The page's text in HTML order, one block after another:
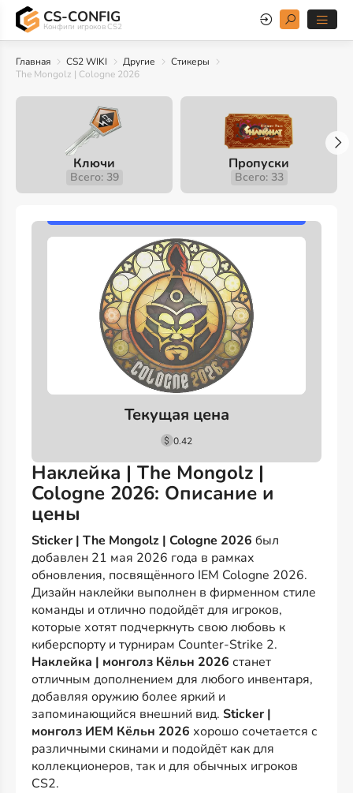
CS-CONFIG
Конфиги игроков CS2
Главная CS2 WIKI Другие
Стикеры
The Mongolz | Cologne 2026
Ключи
Всего: 39
Пропуски
Всего: 33
Текущая цена
0.42
Наклейка | The Mongolz |
Cologne 2026: Описание и
цены
Sticker | The Mongolz | Cologne 2026 был
добавлен 21 мая 2026 года в рамках
обновления, посвящённого IEM Cologne 2026.
Дизайн наклейки выполнен в фирменном стиле
команды и отлично подойдёт для игроков,
которые хотят подчеркнуть свою любовь к
киберспорту и турнирам Counter-Strike 2.
Наклейка | монголз Кёльн 2026 станет
отличным дополнением для любого инвентаря,
добавляя оружию более яркий и
запоминающийся внешний вид. Sticker |
монголз ИЕМ Кёльн 2026 хорошо сочетается с
различными скинами и подойдёт как для
коллекционеров, так и для обычных игроков
CS2.